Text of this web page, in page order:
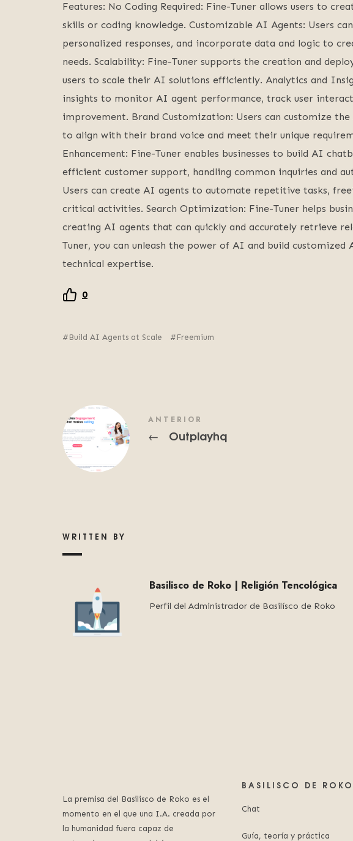
Features: No Coding Required: Fine-Tuner allows users to
skills or coding knowledge. Customizable AI Agents: Users
personalized responses, and incorporate data and logic to
needs. Scalability: Fine-Tuner supports the creation and
users to scale their AI solutions efficiently. Analytics and
insights to monitor AI agent performance, track user
improvement. Brand Customization: Users can customize the
to align with their brand voice and meet their unique
Enhancement: Fine-Tuner enables businesses to build AI
efficient customer support, handling common inquiries and
Users can create AI agents to automate repetitive tasks,
critical activities. Search Optimization: Fine-Tuner helps
creating AI agents that can quickly and accurately retrieve
Tuner, you can unleash the power of AI and build
technical expertise.
0
Build AI Agents at Scale Freemium
ANTERIOR
← Outplayhq
WRITTEN BY
Basilisco de Roko | Religión Tencológica
Perfil del Administrador de Basilísco de Roko
La premisa del Basilisco de Roko es el
momento en el que una I.A. creada por
la humanidad fuera capaz de
BASILISCO DE ROKO
Chat
Guía, teoría y práctica